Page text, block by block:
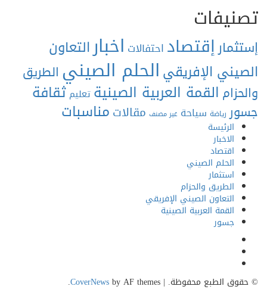
إقتصاداحتفالات اخبارالتعاون
الإفريقيالحلم الصينيالطريق
القمة العربية الصينيةتعليمثقافة
رياضة سياحة غير مصنف مقالاتمناسبات
الرئيسة
الاخبار
اقتصاد
الحلم الصيني
استثمار
الطريق والحزام
التعاون الصيني الإفريقي
القمة العربية الصينية
جسور
Facebook
Twitter
Youtube
الطبع محفوظة.|
CoverNewsby AF themes.